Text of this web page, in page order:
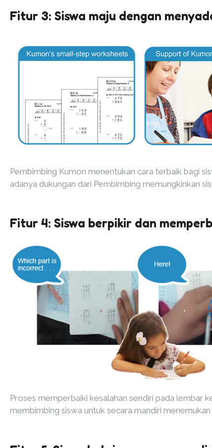
Fitur 3: Siswa maju dengan
Pembimbing Kumon menentukan cara terbaik bagi
adanya dukungan dari Pembimbing memungkinkan
Fitur 4: Siswa berpikir dan
Proses memperbaiki kesalahan sendiri pada lembar
membimbing siswa untuk secara mandiri